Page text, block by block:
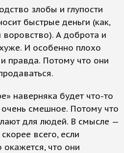
злобы и глупости
быстрые деньги (как,
А доброта и
И особенно плохо
правда. Потому что они
наверняка будет что-то
очень смешное. Потому что
для людей. В смысле —
всего, если
окажется, что они